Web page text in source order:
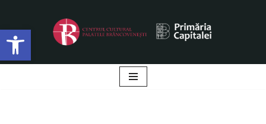
Deschide bara de unelte
Sari
la
conținut